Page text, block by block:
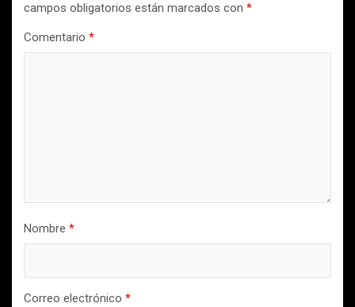
campos obligatorios están marcados con *
Comentario *
Nombre *
Correo electrónico *